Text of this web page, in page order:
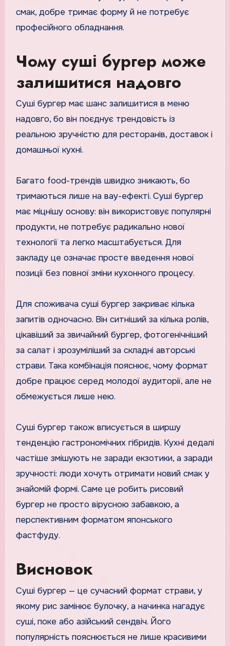
смак, добре тримає форму й не потребує
професійного обладнання.
Чому суші бургер може
залишитися надовго
Суші бургер має шанс залишитися в меню
надовго, бо він поєднує трендовість із
реальною зручністю для ресторанів, доставок і
домашньої кухні.
Багато food-трендів швидко зникають, бо
тримаються лише на вау-ефекті. Суші бургер
має міцнішу основу: він використовує популярні
продукти, не потребує радикально нової
технології та легко масштабується. Для
закладу це означає просте введення нової
позиції без повної зміни кухонного процесу.
Для споживача суші бургер закриває кілька
запитів одночасно. Він ситніший за кілька ролів,
цікавіший за звичайний бургер, фотогенічніший
за салат і зрозуміліший за складні авторські
страви. Така комбінація пояснює, чому формат
добре працює серед молодої аудиторії, але не
обмежується лише нею.
Суші бургер також вписується в ширшу
тенденцію гастрономічних гібридів. Кухні дедалі
частіше змішують не заради екзотики, а заради
зручності: люди хочуть отримати новий смак у
знайомій формі. Саме це робить рисовий
бургер не просто вірусною забавкою, а
перспективним форматом японського
фастфуду.
Висновок
Суші бургер — це сучасний формат страви, у
якому рис замінює булочку, а начинка нагадує
суші, поке або азійський сендвіч. Його
популярність пояснюється не лише красивими